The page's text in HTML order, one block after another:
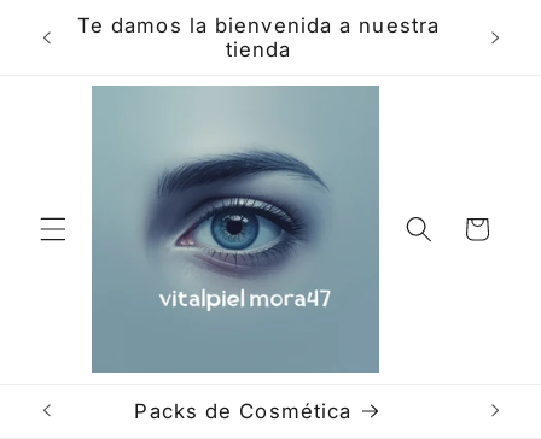
Skip to
content
Te damos la bienvenida a nuestra
tienda
Hola
Cart
Packs de Cosmética